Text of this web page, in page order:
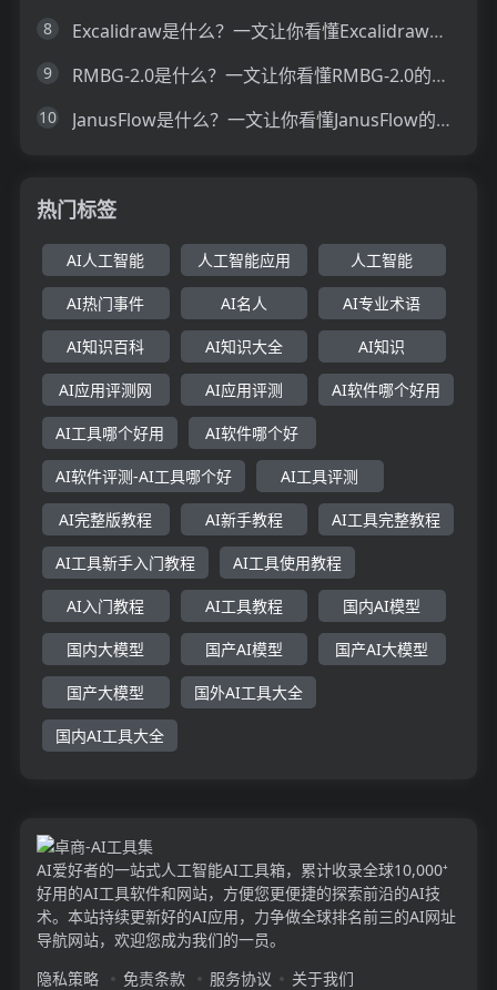
8 Excalidraw是什么？一文让你看懂Excalidraw的技术原理、主要功能、应用场景
9 RMBG-2.0是什么？一文让你看懂RMBG-2.0的技术原理、主要功能、应用场景
10 JanusFlow是什么？一文让你看懂JanusFlow的技术原理、主要功能、应用场景
热门标签
AI人工智能 人工智能应用 人工智能
AI热门事件 AI名人 AI专业术语
AI知识百科 AI知识大全 AI知识
AI应用评测网 AI应用评测 AI软件哪个好用
AI工具哪个好用 AI软件哪个好
AI软件评测-AI工具哪个好 AI工具评测
AI完整版教程 AI新手教程 AI工具完整教程
AI工具新手入门教程 AI工具使用教程
AI入门教程 AI工具教程 国内AI模型
国内大模型 国产AI模型 国产AI大模型
国产大模型 国外AI工具大全
国内AI工具大全
AI爱好者的一站式人工智能AI工具箱，累计收录全球10,000⁺
好用的AI工具软件和网站，方便您更便捷的探索前沿的AI技
术。本站持续更新好的AI应用，力争做全球排名前三的AI网址
导航网站，欢迎您成为我们的一员。
隐私策略
免责条款 服务协议 关于我们